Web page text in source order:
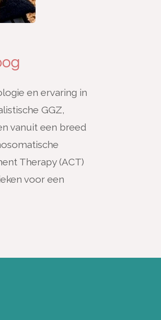
en ervaring in
GGZ,
vanuit een breed
Therapy (ACT)
voor een